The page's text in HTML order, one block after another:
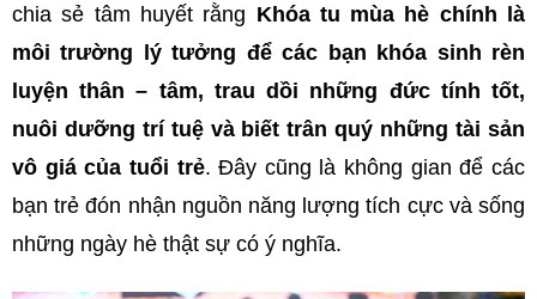
chia sẻ tâm huyết rằng Khóa tu mùa hè chính là
môi trường lý tưởng để các bạn khóa sinh rèn
luyện thân – tâm, trau dồi những đức tính tốt,
nuôi dưỡng trí tuệ và biết trân quý những tài sản
vô giá của tuổi trẻ. Đây cũng là không gian để các
bạn trẻ đón nhận nguồn năng lượng tích cực và sống
những ngày hè thật sự có ý nghĩa.